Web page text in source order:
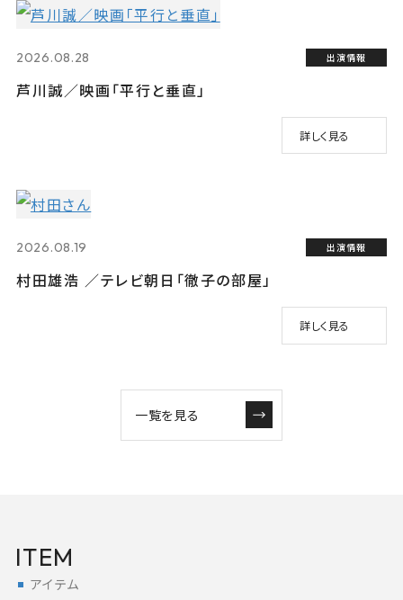
2026.08.28 出演情報
芦川誠／映画「平行と垂直」
詳しく見る
2026.08.19 出演情報
村田雄浩 ／テレビ朝日「徹子の部屋」
詳しく見る
一覧を見る
ITEM
アイテム